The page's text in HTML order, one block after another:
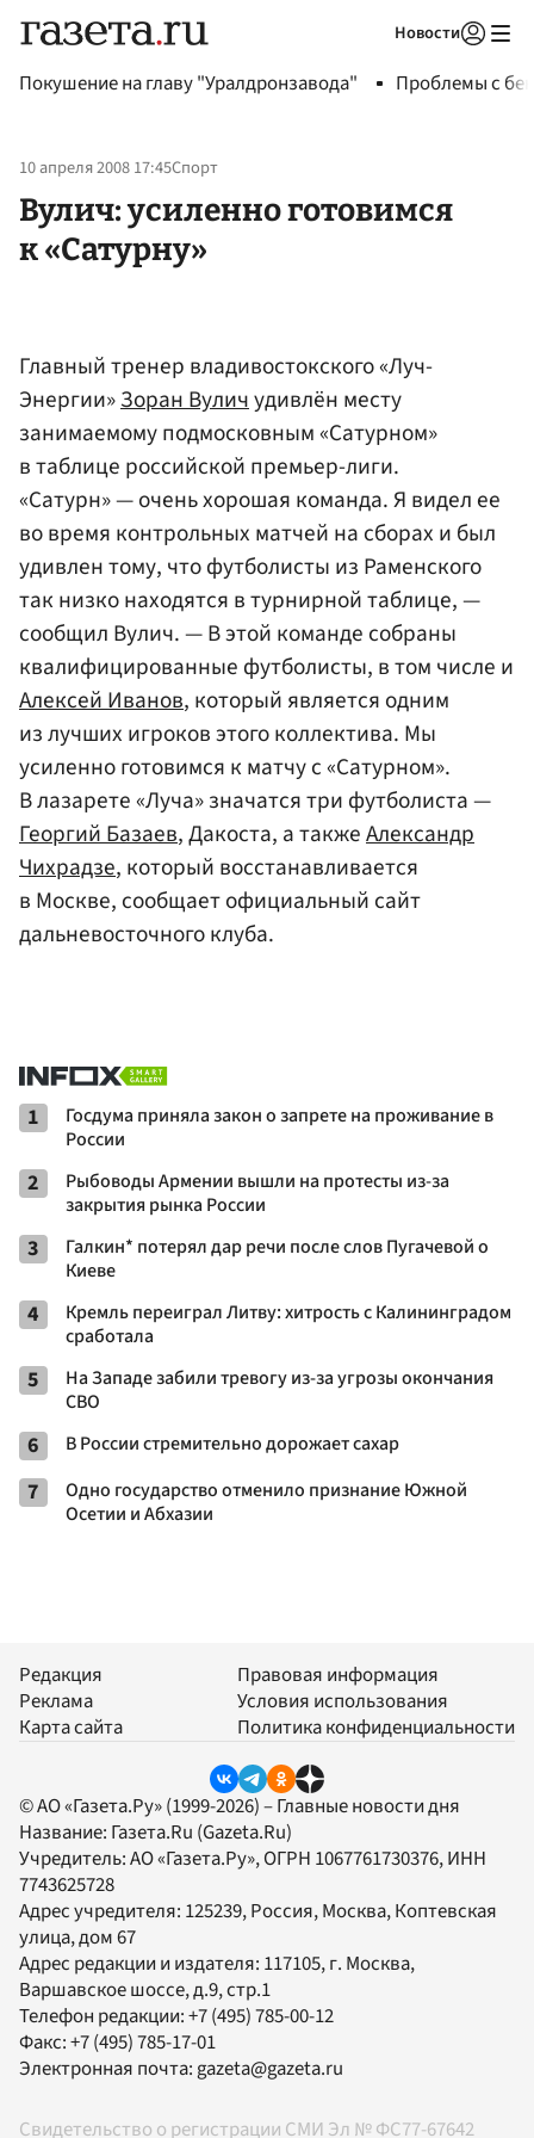
Новости
Покушение на главу "Уралдронзавода" Проблемы с
10 апреля 2008 17:45Спорт
Вулич: усиленно готовимся
к «Сатурну»
Главный тренер владивостокского «Луч-
Энергии»Зоран Вуличудивлён месту
занимаемому подмосковным «Сатурном»
в таблице российской премьер-лиги.
«Сатурн» — очень хорошая команда. Я видел ее
во время контрольных матчей на сборах и был
удивлен тому, что футболисты из Раменского
так низко находятся в турнирной таблице, —
сообщил Вулич. — В этой команде собраны
квалифицированные футболисты, в том числе и
Алексей Иванов, который является одним
из лучших игроков этого коллектива. Мы
усиленно готовимся к матчу с «Сатурном».
В лазарете «Луча» значатся три футболиста —
Георгий Базаев, Дакоста, а такжеАлександр
Чихрадзе, который восстанавливается
в Москве, сообщает официальный сайт
дальневосточного клуба.
1
Госдума приняла закон о запрете на проживание в
России
2
Рыбоводы Армении вышли на протесты из-за
закрытия рынка России
3
Галкин* потерял дар речи после слов Пугачевой о
Киеве
4
Кремль переиграл Литву: хитрость с Калининградом
сработала
5
На Западе забили тревогу из-за угрозы окончания
СВО
6 В России стремительно дорожает сахар
7
Одно государство отменило признание Южной
Осетии и Абхазии
Редакция
Реклама
Карта сайта
Правовая информация
Условия использования
Политика конфиденциальности
© АО «Газета.Ру» (1999-2026) – Главные новости дня
Название: Газета.Ru (Gazeta.Ru)
Учредитель:АО «Газета.Ру», ОГРН 1067761730376, ИНН
7743625728
Адрес учредителя: 125239, Россия, Москва, Коптевская
улица, дом 67
Адрес редакции и издателя: 117105, г. Москва,
Варшавское шоссе, д.9, стр.1
Телефон редакции:+7 (495) 785-00-12
Факс:+7 (495) 785-17-01
Электронная почта:gazeta@gazeta.ru
Свидетельство о регистрации СМИ Эл № ФС77-67642